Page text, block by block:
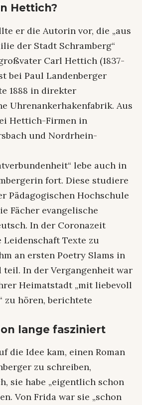
Hettich?
er die Autorin vor, die „aus
der Stadt Schramberg“
Carl Hettich (1837-
bei Paul Landenberger
1888 in direkter
Uhrenankerhakenfabrik. Aus
Hettich-Firmen in
und Nordrhein-
lebe auch in
fort. Diese studiere
Pädagogischen Hochschule
Fächer evangelische
In der Coronazeit
Texte zu
an ersten Poetry Slams in
teil. In der Vergangenheit war
Heimatstadt „mit liebevoll
zu hören, berichtete
lange fasziniert
die Idee kam, einen Roman
zu schreiben,
sie habe „eigentlich schon
Von Frida war sie „schon